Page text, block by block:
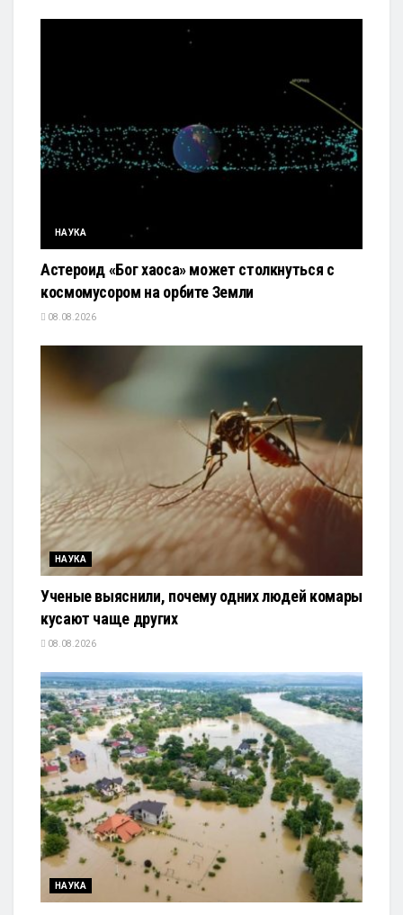
НАУКА
Астероид «Бог хаоса» может столкнуться с
космомусором на орбите Земли
08.08.2026
НАУКА
Ученые выяснили, почему одних людей комары
кусают чаще других
08.08.2026
НАУКА